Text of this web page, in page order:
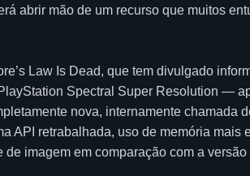
abrir mão de um recurso que muitos
Law Is Dead, que tem divulgado
Spectral Super Resolution —
nova, internamente chamada
API retrabalhada, uso de memória mais
imagem em comparação com a versão